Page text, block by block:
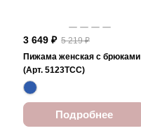
3 649 ₽ 5 219 ₽
Пижама женская с брюками
(Арт. 5123TCC)
Подробнее